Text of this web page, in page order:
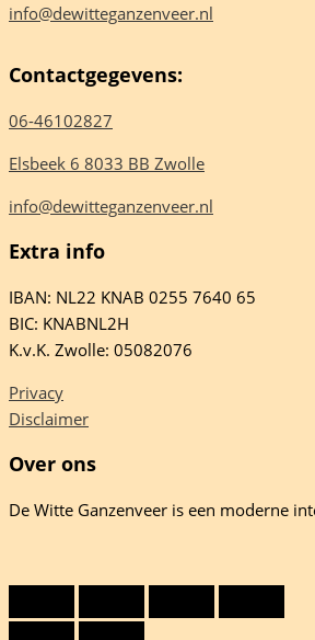
info@dewitteganzenveer.nl
Contactgegevens:
06-46102827
Elsbeek 6 8033 BB Zwolle
info@dewitteganzenveer.nl
Extra info
IBAN: NL22 KNAB 0255 7640 65
BIC: KNABNL2H
K.v.K. Zwolle: 05082076
Privacy
Disclaimer
Over ons
De Witte Ganzenveer is een moderne